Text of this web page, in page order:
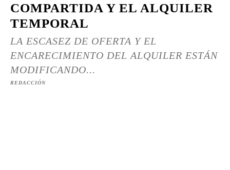
COMPARTIDA Y EL ALQUILER
TEMPORAL
LA ESCASEZ DE OFERTA Y EL
ENCARECIMIENTO DEL ALQUILER ESTÁN
MODIFICANDO...
REDACCIÓN